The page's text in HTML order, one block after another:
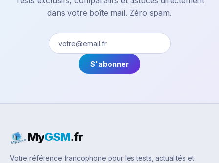
dans votre boîte mail. Zéro spam.
S'abonner
MyGSM.fr
Votre référence francophone pour les tests, actualités et